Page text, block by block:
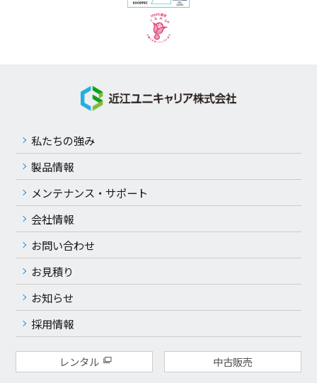
私たちの強み
製品情報
メンテナンス・サポート
会社情報
お問い合わせ
お見積り
お知らせ
採用情報
レンタル 中古販売